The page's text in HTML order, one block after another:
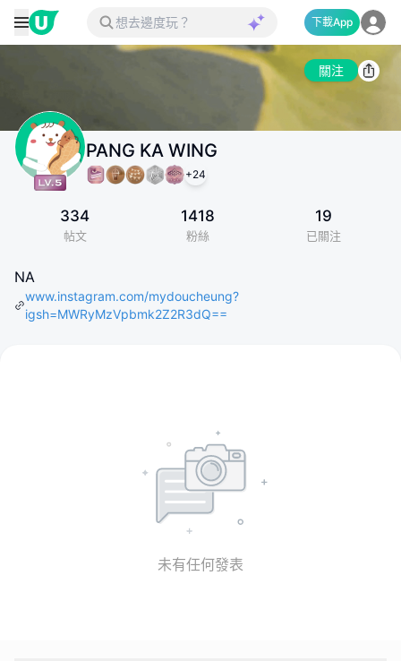
下載App
關注
PANG KA WING
+24
334
帖文
1418
粉絲
19
已關注
NA
www.instagram.com/mydoucheung?
igsh=MWRyMzVpbmk2Z2R3dQ==
未有任何發表